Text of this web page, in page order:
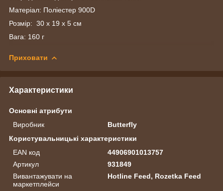
Матеріал: Поліестер 900D
Розмір: 30 х 19 х 5 см
Вага: 160 г
Приховати
Характеристики
Основні атрибути
Виробник
Butterfly
Користувальницькі характеристики
EAN код
44906901013757
Артикул
931849
Вивантажувати на
маркетплейси
Hotline Feed, Rozetka Feed